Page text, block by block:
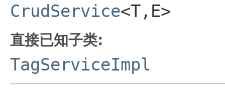
CrudService<T,E>
直接已知子类:
TagServiceImpl